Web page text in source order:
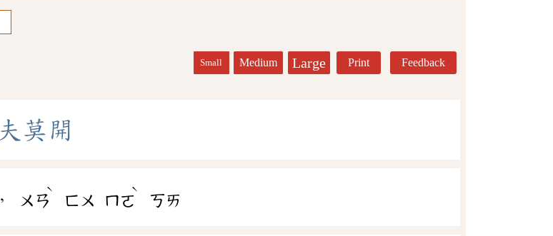
Small Medium Large Print Feedback
夫 莫 開
， ㄨㄢ
ˋ
ㄈㄨ ㄇㄛ
ˋ
ㄎㄞ